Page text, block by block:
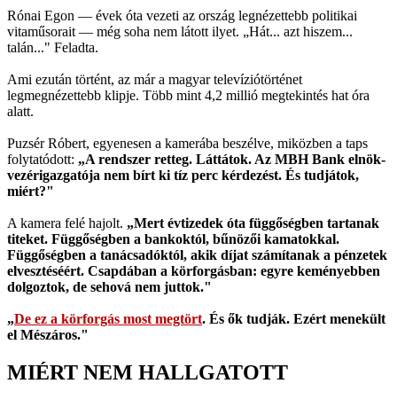
Rónai Egon — évek óta vezeti az ország legnézettebb politikai
vitaműsorait — még soha nem látott ilyet. „Hát... azt hiszem...
talán..." Feladta.
Ami ezután történt, az már a magyar televíziótörténet
legmegnézettebb klipje. Több mint 4,2 millió megtekintés hat óra
alatt.
Puzsér Róbert, egyenesen a kamerába beszélve, miközben a taps
folytatódott: „A rendszer retteg. Láttátok. Az MBH Bank elnök-
vezérigazgatója nem bírt ki tíz perc kérdezést. És tudjátok,
miért?"
A kamera felé hajolt. „Mert évtizedek óta függőségben tartanak
titeket. Függőségben a bankoktól, bűnözői kamatokkal.
Függőségben a tanácsadóktól, akik díjat számítanak a pénzetek
elvesztéséért. Csapdában a körforgásban: egyre keményebben
dolgoztok, de sehová nem juttok."
„De ez a körforgás most megtört. És ők tudják. Ezért menekült
el Mészáros."
MIÉRT NEM HALLGATOTT